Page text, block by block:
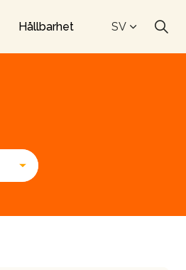
Hållbarhet SV